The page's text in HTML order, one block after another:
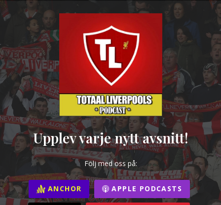
Upplev varje nytt avsnitt!
Följ med oss på:
ANCHOR APPLE PODCASTS